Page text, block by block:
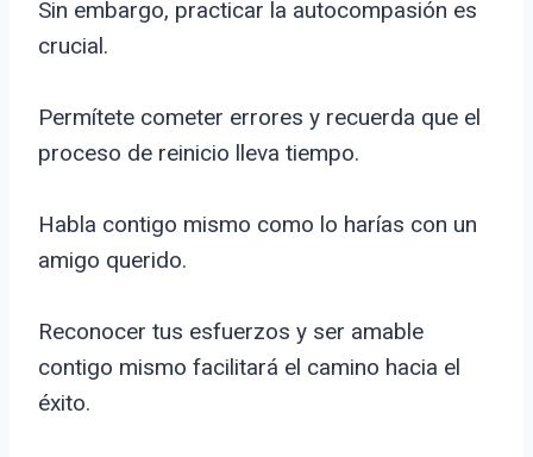
Sin embargo, practicar la autocompasión es
crucial.
Permítete cometer errores y recuerda que el
proceso de reinicio lleva tiempo.
Habla contigo mismo como lo harías con un
amigo querido.
Reconocer tus esfuerzos y ser amable
contigo mismo facilitará el camino hacia el
éxito.